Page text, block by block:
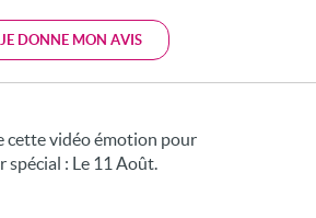
JE DONNE MON AVIS
cette vidéo émotion pour
spécial : Le 11 Août.